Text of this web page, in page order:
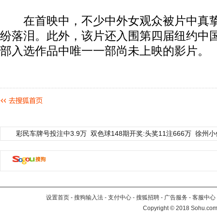
在首映中，不少中外女观众被片中真
纷落泪。此外，该片还入围第四届纽约中
部入选作品中唯一一部尚未上映的影片。
彩民车牌号投注中3.9万 双色球148期开奖:头奖11注666万 徐州
设置首页 - 搜狗输入法 - 支付中心 - 搜狐招聘 - 广告服务 - 客服中心
Copyright©2018